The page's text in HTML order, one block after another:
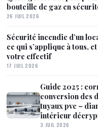
bouteille de gaz en
26 JUIL 2026
Sécurité incendie d’un
ce qui s’applique à tous,
votre effectif
17 JUIL 2026
Guide 2025 :
conversion des
tuyaux pvc –
intérieur
3 JUIL 2026